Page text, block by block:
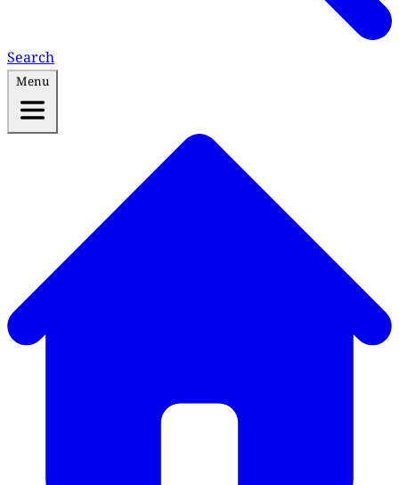
Search
Menu